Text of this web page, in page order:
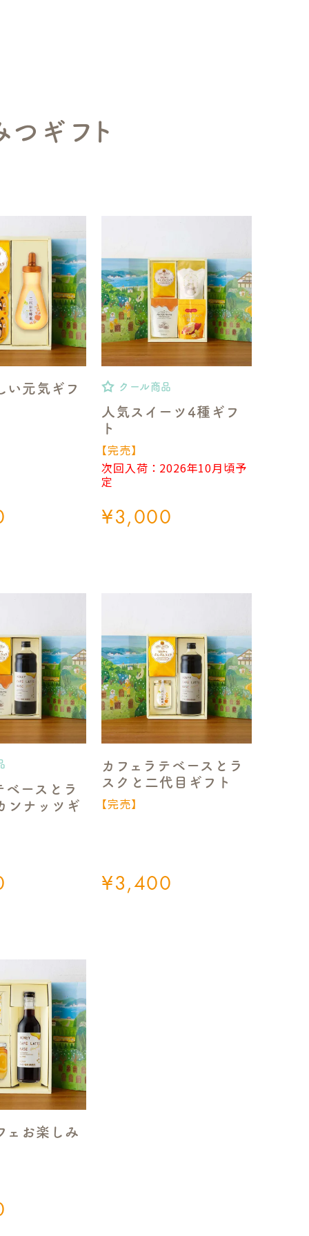
ギフト
い元気ギフ クール商品
人気スイーツ4種ギフ
ト
【完売】
次回入荷：2026年10月頃予
定
¥3,000
ベースとラ
ンナッツギ
カフェラテベースとラ
スクと二代目ギフト
【完売】
¥3,400
ェお楽しみ